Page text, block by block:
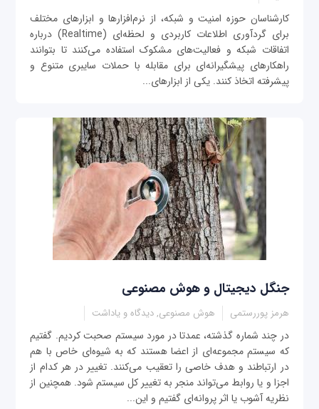
کارشناسان حوزه امنیت و شبکه، از نرم‌افزارها و ابزارهای مختلف
برای گردآوری اطلاعات کاربردی و لحظه‌ای (Realtime) درباره
اتفاقات شبکه و فعالیت‌های مشکوک استفاده می‌کنند تا بتوانند
راهکارهای پیشگیرانه‌ای برای مقابله با حملات سایبری متنوع و
پیشرفته اتخاذ کنند. یکی از ابزارهای...
جنگل دیجیتال و هوش مصنوعی
هرمز پوررستمی هوش مصنوعی, دیدگاه و یاداشت
در چند شماره گذشته، عمدتا در مورد سیستم صحبت کردیم. گفتیم
که سیستم‌ مجموعه‌ای از اعضا هستند که به شیوه‌ای خاص با هم
در ارتباطند و هدف خاصی را تعقیب می‌کنند. تغییر در هر کدام از
اجزا و یا روابط می‌تواند منجر به تغییر کل سیستم شود. همچنین از
نظریه آشوب یا اثر پروانه‌ای گفتیم و این...